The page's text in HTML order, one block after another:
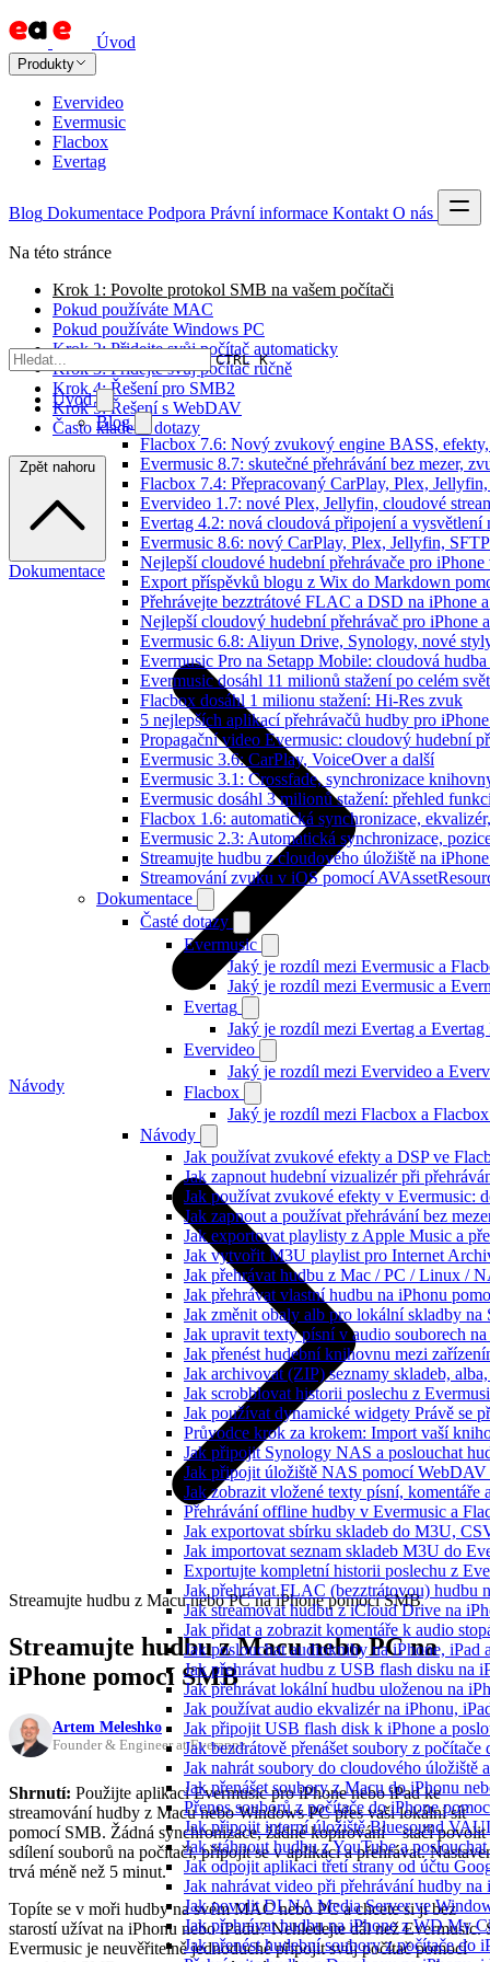
Úvod
Produkty
Evervideo
Evermusic
Flacbox
Evertag
Blog Dokumentace Podpora Právní informace Kontakt O nás
CTRL K
Úvod
Blog
Flacbox 7.6: Nový zvukový engine BASS,
Evermusic 8.7: skutečné přehrávání bez mezer,
Flacbox 7.4: Přepracovaný CarPlay, Plex,
Evervideo 1.7: nové Plex, Jellyfin, cloudové
Evertag 4.2: nová cloudová připojení a vysvětlení
Evermusic 8.6: nový CarPlay, Plex, Jellyfin,
Nejlepší cloudové hudební přehrávače pro iPhone
Export příspěvků blogu z Wix do Markdown
Přehrávejte bezztrátové FLAC a DSD na iPhone
Nejlepší cloudový hudební přehrávač pro iPhone
Evermusic 6.8: Aliyun Drive, Synology, nové
Evermusic Pro na Setapp Mobile: cloudová
Evermusic dosáhl 11 milionů stažení po celém
Flacbox dosáhl 1 milionu stažení: Hi-Res zvuk
5 nejlepších aplikací přehrávačů hudby pro
Propagační video Evermusic: cloudový hudební
Evermusic 3.6: CarPlay, VoiceOver a další
Evermusic 3.1: Crossfade, synchronizace
Evermusic dosáhl 3 milionů stažení: přehled
Flacbox 1.6: automatická synchronizace,
Evermusic 2.3: Automatická synchronizace,
Streamujte hudbu z cloudového úložiště na
Streamování zvuku v iOS pomocí
Dokumentace
Časté dotazy
Evermusic
Jaký je rozdíl mezi Evermusic a
Jaký je rozdíl mezi Evermusic a
Evertag
Jaký je rozdíl mezi Evertag a Evertag
Evervideo
Jaký je rozdíl mezi Evervideo a
Flacbox
Jaký je rozdíl mezi Flacbox a
Návody
Jak používat zvukové efekty a DSP ve
Jak zapnout hudební vizualizér při
Jak používat zvukové efekty v Evermusic:
Jak zapnout a používat přehrávání bez
Jak exportovat playlisty z Apple Music a
Jak vytvořit M3U playlist pro Internet
Jak přehrávat hudbu z Mac / PC / Linux /
Jak přehrávat vlastní hudbu na iPhonu
Jak změnit obaly alb pro lokální skladby
Jak upravit texty písní v audio souborech
Jak přenést hudební knihovnu mezi
Jak archivovat (ZIP) seznamy skladeb,
Jak scrobblovat historii poslechu z
Jak používat dynamické widgety Právě se
Průvodce krok za krokem: Import vaší
Jak připojit Synology NAS a poslouchat
Jak připojit úložiště NAS pomocí WebDAV
Jak zobrazit vložené texty písní,
Přehrávání offline hudby v Evermusic a
Jak exportovat sbírku skladeb do M3U,
Jak importovat seznam skladeb M3U do
Exportujte kompletní historii poslechu z
Jak přehrávat FLAC (bezztrátovou) hudbu
Jak streamovat hudbu z iCloud Drive na
Jak přidat a zobrazit komentáře k audio
Jak poslouchat audioknihy na iPhone, iPad
Jak přehrávat hudbu z USB flash disku na
Jak přehrávat lokální hudbu uloženou na
Jak používat audio ekvalizér na iPhonu,
Jak připojit USB flash disk k iPhone a
Jak bezdrátově přenášet soubory z
Jak nahrát soubory do cloudového
Jak přenášet soubory z Macu do iPhonu
Přenos souborů z počítače do iPhone
Jak připojit interní úložiště Bluesound
Jak stáhnout hudbu z YouTube a
Jak odpojit aplikaci třetí strany od účtu
Jak nahrávat video při přehrávání hudby na
Jak povolit DLNA Media Server ve
Jak přehrávat hudbu na iPhone z WD My
Jak přenést hudební soubory z počítače
Na této stránce
Krok 1: Povolte protokol SMB na vašem počítači
Pokud používáte MAC
Pokud používáte Windows PC
Krok 2: Přidejte svůj počítač automaticky
Krok 3: Přidejte svůj počítač ručně
Krok 4: Řešení pro SMB2
Krok 5: Řešení s WebDAV
Často kladené dotazy
Zpět nahoru
Dokumentace
Návody
Streamujte hudbu z Macu nebo PC na iPhone pomocí SMB
Streamujte hudbu z Macu nebo PC na
iPhone pomocí SMB
Artem Meleshko
Founder & Engineer at Everappz
Shrnutí: Použijte aplikaci Evermusic pro iPhone nebo iPad ke
streamování hudby z Macu nebo Windows PC přes vaši lokální síť
pomocí SMB. Žádná synchronizace, žádné kopírování – stačí povolit
sdílení souborů na počítači, připojit se v aplikaci a přehrávat.
trvá méně než 5 minut.
Topíte se v moři hudby na svém MAC nebo PC a chcete si ji bez
starostí užívat na iPhonu nebo iPadu? Nehledejte dál než Evermusic.
Evermusic je neuvěřitelně jednoduché připojit svůj počítač pomocí